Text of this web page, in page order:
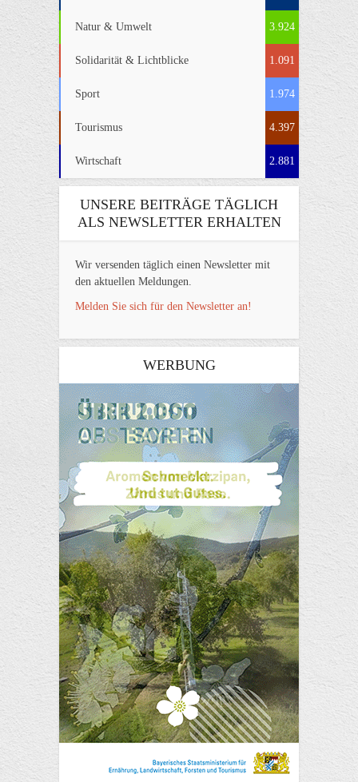
Natur & Umwelt 3.924
Solidarität & Lichtblicke 1.091
Sport 1.974
Tourismus 4.397
Wirtschaft 2.881
UNSERE BEITRÄGE TÄGLICH
ALS NEWSLETTER ERHALTEN
Wir versenden täglich einen Newsletter mit
den aktuellen Meldungen.
Melden Sie sich für den Newsletter an!
WERBUNG